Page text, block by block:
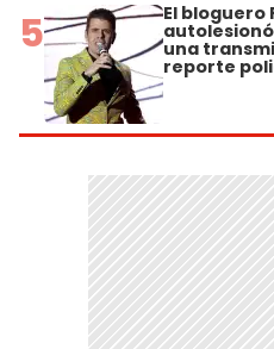
5 El bloguero
una
reporte